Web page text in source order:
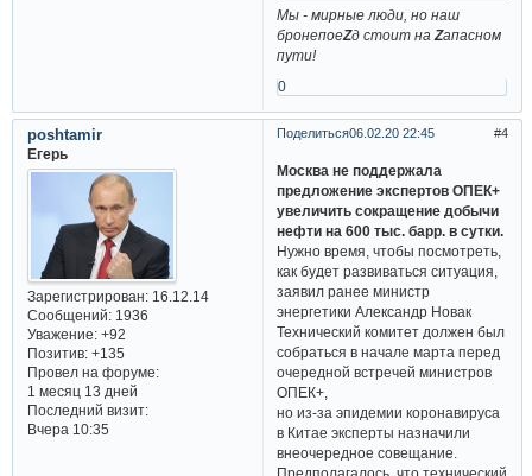
Мы - мирные люди, но наш
бронепоеZд стоит наZапасном
пути!
0
Поделиться 4
06.02.20 22:45
poshtamir
Егерь
Зарегистрирован: 16.12.14
Сообщений:1936
Уважение: +92
Позитив: +135
Провел на форуме:
1 месяц 13 дней
Последний визит:
Вчера 10:35
Москва не поддержала
предложение экспертов ОПЕК+
увеличить сокращение добычи
нефти на 600 тыс. барр. в сутки.
Нужно время, чтобы посмотреть,
как будет развиваться ситуация,
заявил ранее министр
энергетики Александр Новак
Технический комитет должен был
собраться в начале марта перед
очередной встречей министров
ОПЕК+,
но из-за эпидемии коронавируса
в Китае эксперты назначили
внеочередное совещание.
Предполагалось, что технический